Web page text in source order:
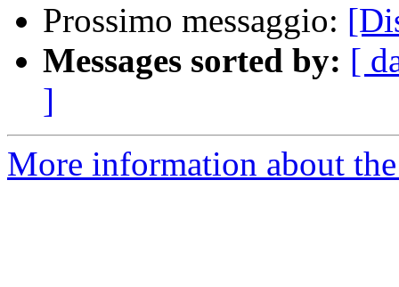
Prossimo messaggio:
Messages sorted by: [
]
More information about